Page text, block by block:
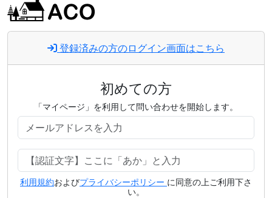
登録済みの方のログイン画面はこちら
初めての方
「マイページ」を利用して問い合わせを開始します。
利用規約およびプライバシーポリシー に同意の上ご利用下さ
い。